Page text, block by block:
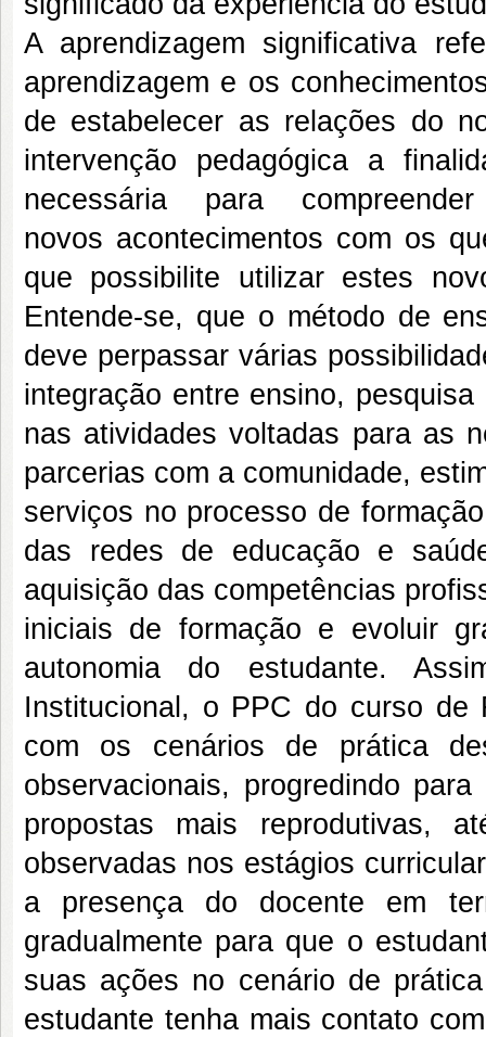
A aprendizagem significativa
aprendizagem e os
de estabelecer as relações do
intervenção pedagógica a
necessária para
novos acontecimentos com os
que possibilite utilizar estes
Entende-se, que o método de
deve perpassar várias
integração entre ensino,
nas atividades voltadas para as
parcerias com a comunidade,
serviços no processo de
das redes de educação e
aquisição das competências
iniciais de formação e evoluir
autonomia do estudante.
Institucional, o PPC do curso de
com os cenários de prática
observacionais, progredindo
propostas mais reprodutivas,
observadas nos estágios
a presença do docente em
gradualmente para que o
suas ações no cenário de
estudante tenha mais contato